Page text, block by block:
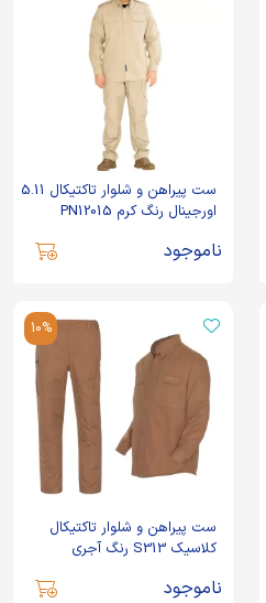
ست پیراهن و شلوار تاکتیکال 5.11
اورجینال رنگ کرم PN12015
ناموجود
10%
ست پیراهن و شلوار تاکتیکال
کلاسیک S313 رنگ آجری
ناموجود